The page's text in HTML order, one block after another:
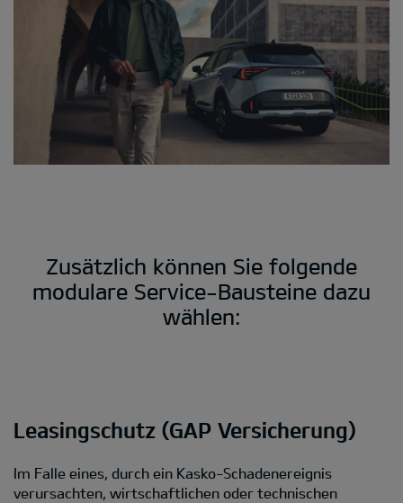
Zusätzlich können Sie folgende
modulare Service-Bausteine dazu
wählen:
Leasingschutz (GAP Versicherung)
Im Falle eines, durch ein Kasko-Schadenereignis
verursachten, wirtschaftlichen oder technischen